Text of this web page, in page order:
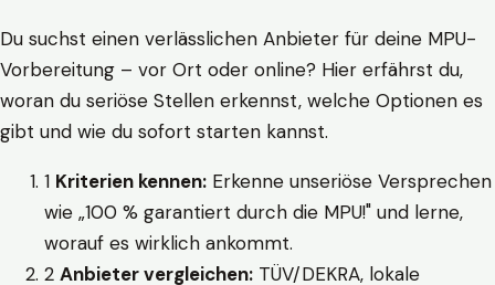
Du suchst einen verlässlichen Anbieter für deine MPU-
Vorbereitung – vor Ort oder online? Hier erfährst du,
woran du seriöse Stellen erkennst, welche Optionen es
gibt und wie du sofort starten kannst.
1 Kriterien kennen: Erkenne unseriöse Versprechen
wie „100 % garantiert durch die MPU!" und lerne,
worauf es wirklich ankommt.
2 Anbieter vergleichen: TÜV/DEKRA, lokale